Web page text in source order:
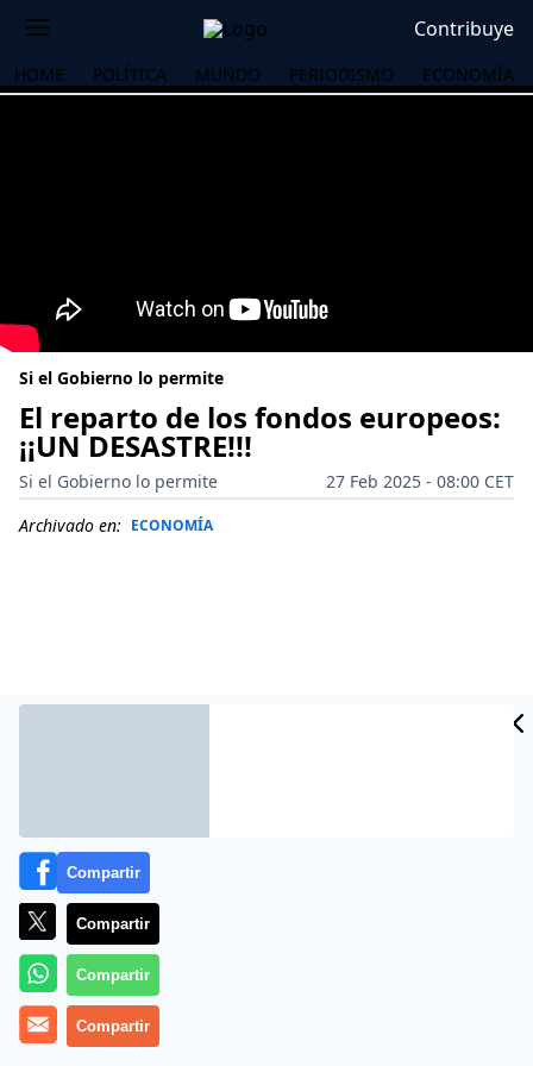
Contribuye
HOME POLÍTICA MUNDO PERIODISMO ECONOMÍA
Si el Gobierno lo permite
El reparto de los fondos europeos:
¡¡UN DESASTRE!!!
Si el Gobierno lo permite
27 Feb 2025 - 08:00 CET
Archivado en: ECONOMÍA
Más información
Compartir
Compartir
Compartir
Compartir